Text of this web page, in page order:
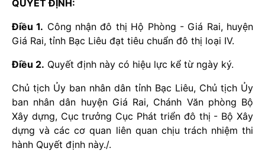
QUYẾT ĐỊNH:
Điều 1. Công nhận đô thị Hộ Phòng - Giá Rai, huyện
Giá Rai, tỉnh Bạc Liêu đạt tiêu chuẩn đô thị loại IV.
Điều 2. Quyết định này có hiệu lực kể từ ngày ký.
Chủ tịch Ủy ban nhân dân tỉnh Bạc Liêu, Chủ tịch Ủy
ban nhân dân huyện Giá Rai, Chánh Văn phòng Bộ
Xây dựng, Cục trưởng Cục Phát triển đô thị - Bộ Xây
dựng và các cơ quan liên quan chịu trách nhiệm thi
hành Quyết định này./.